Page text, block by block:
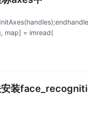
map] = imread(
装